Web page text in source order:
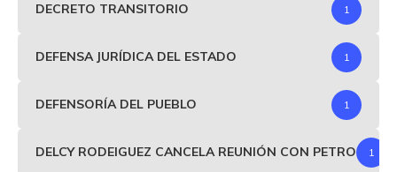
DECRETO TRANSITORIO 1
DEFENSA JURÍDICA DEL ESTADO 1
DEFENSORÍA DEL PUEBLO 1
DELCY RODEIGUEZ CANCELA REUNIÓN CON PETRO 1